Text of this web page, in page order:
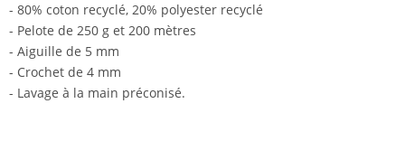
- 80% coton recyclé, 20% polyester recyclé
- Pelote de 250 g et 200 mètres
- Aiguille de 5 mm
- Crochet de 4 mm
- Lavage à la main préconisé.